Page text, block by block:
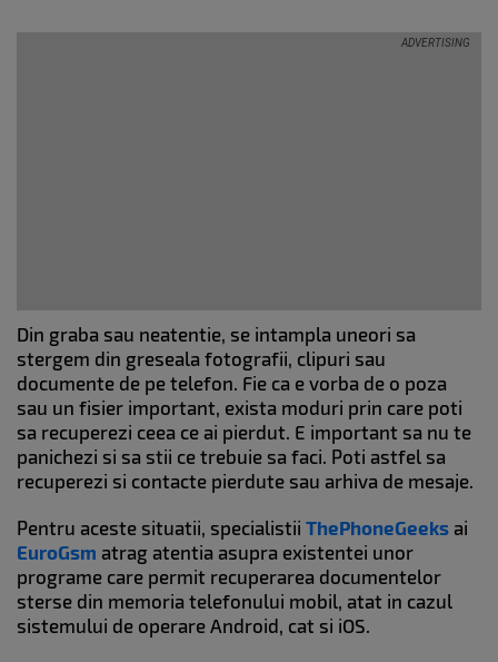
Din graba sau neatentie, se intampla uneori sa
stergem din greseala fotografii, clipuri sau
documente de pe telefon. Fie ca e vorba de o poza
sau un fisier important, exista moduri prin care poti
sa recuperezi ceea ce ai pierdut. E important sa nu te
panichezi si sa stii ce trebuie sa faci. Poti astfel sa
recuperezi si contacte pierdute sau arhiva de mesaje.
Pentru aceste situatii, specialistii ThePhoneGeeks ai
EuroGsm atrag atentia asupra existentei unor
programe care permit recuperarea documentelor
sterse din memoria telefonului mobil, atat in cazul
sistemului de operare Android, cat si iOS.